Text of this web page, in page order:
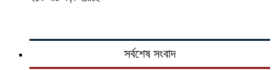
সর্বশেষ সংবাদ